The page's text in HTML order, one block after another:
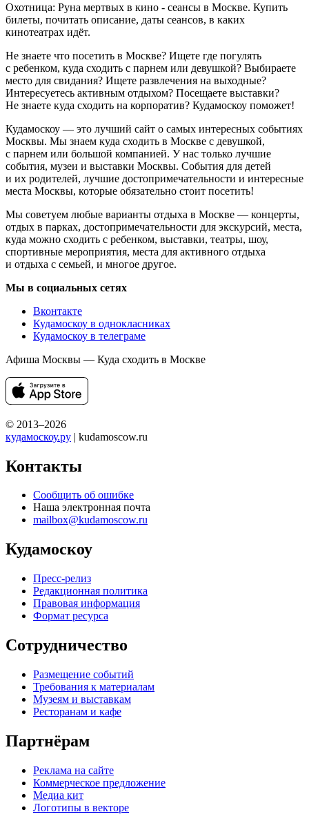
Охотница: Руна мертвых в кино - сеансы в Москве. Купить
билеты, почитать описание, даты сеансов, в каких
кинотеатрах идёт.
Не знаете что посетить в Москве? Ищете где погулять
с ребенком, куда сходить с парнем или девушкой? Выбираете
место для свидания? Ищете развлечения на выходные?
Интересуетесь активным отдыхом? Посещаете выставки?
Не знаете куда сходить на корпоратив? Кудамоскоу поможет!
Кудамоскоу — это лучший сайт о самых интересных событиях
Москвы. Мы знаем куда сходить в Москве с девушкой,
с парнем или большой компанией. У нас только лучшие
события, музеи и выставки Москвы. События для детей
и их родителей, лучшие достопримечательности и интересные
места Москвы, которые обязательно стоит посетить!
Мы советуем любые варианты отдыха в Москве — концерты,
отдых в парках, достопримечательности для экскурсий, места,
куда можно сходить с ребенком, выставки, театры, шоу,
спортивные мероприятия, места для активного отдыха
и отдыха с семьей, и многое другое.
Мы в социальных сетях
Вконтакте
Кудамоскоу в однокласниках
Кудамоскоу в телеграме
Афиша Москвы — Куда сходить в Москве
© 2013–2026
кудамоскоу.ру | kudamoscow.ru
Контакты
Сообщить об ошибке
Наша электронная почта
mailbox@kudamoscow.ru
Кудамоскоу
Пресс-релиз
Редакционная политика
Правовая информация
Формат ресурса
Сотрудничество
Размещение событий
Требования к материалам
Музеям и выставкам
Ресторанам и кафе
Партнёрам
Реклама на сайте
Коммерческое предложение
Медиа кит
Логотипы в векторе